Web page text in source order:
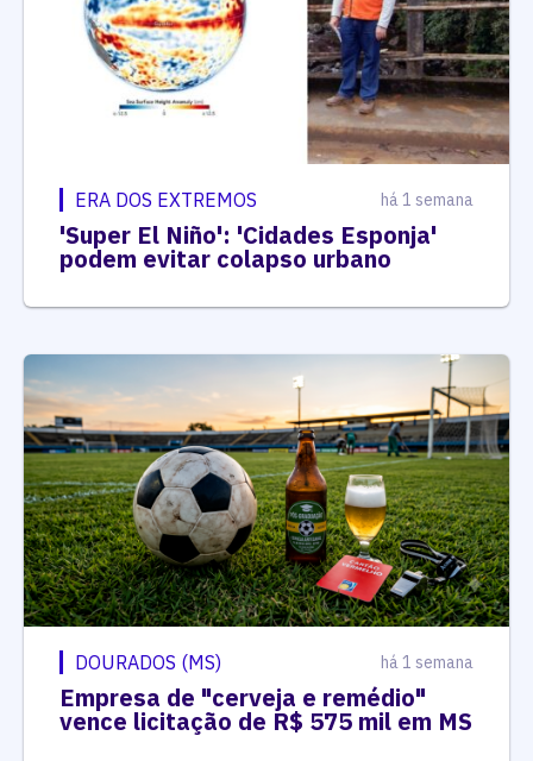
ERA DOS EXTREMOS há 1 semana
'Super El Niño': 'Cidades Esponja'
podem evitar colapso urbano
DOURADOS (MS) há 1 semana
Empresa de "cerveja e remédio"
vence licitação de R$ 575 mil em MS